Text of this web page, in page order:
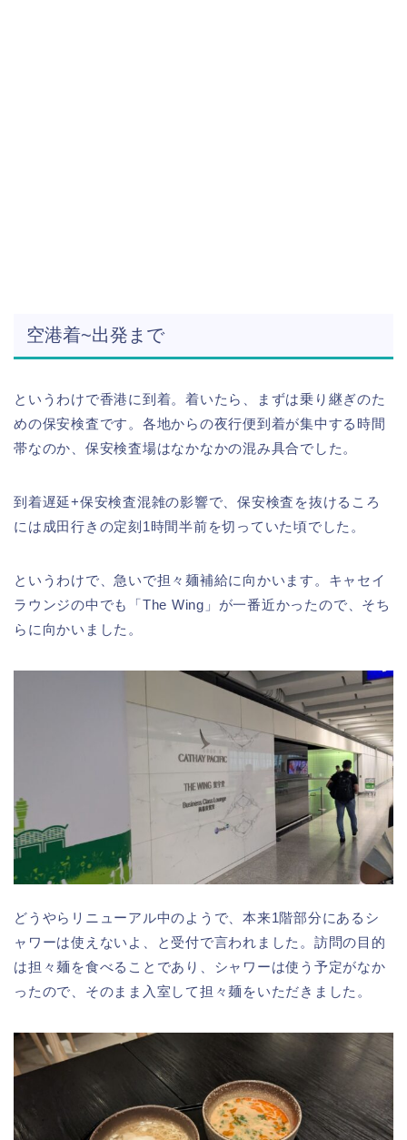
空港着~出発まで
というわけで香港に到着。着いたら、まずは乗り継ぎのた
めの保安検査です。各地からの夜行便到着が集中する時間
帯なのか、保安検査場はなかなかの混み具合でした。
到着遅延+保安検査混雑の影響で、保安検査を抜けるころ
には成田行きの定刻1時間半前を切っていた頃でした。
というわけで、急いで担々麺補給に向かいます。キャセイ
ラウンジの中でも「The Wing」が一番近かったので、そち
らに向かいました。
どうやらリニューアル中のようで、本来1階部分にあるシ
ャワーは使えないよ、と受付で言われました。訪問の目的
は担々麺を食べることであり、シャワーは使う予定がなか
ったので、そのまま入室して担々麺をいただきました。